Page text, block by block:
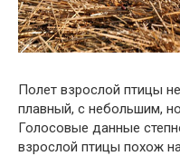
Полет взрослой птицы
плавный, с небольшим,
Голосовые данные
взрослой птицы похож